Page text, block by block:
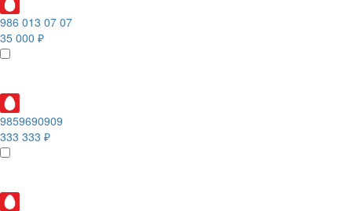
986 013 07 07
35 000 ₽
9859690909
333 333 ₽